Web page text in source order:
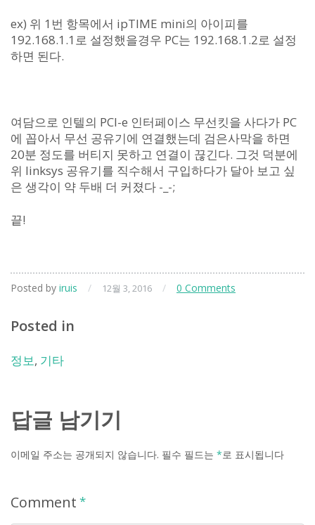
ex) 위 1번 항목에서 ipTIME mini의 아이피를
192.168.1.1로 설정했을경우 PC는 192.168.1.2로 설정
하면 된다.
여담으로 인텔의 PCI-e 인터페이스 무선킷을 사다가 PC
에 꼽아서 무선 공유기에 연결했는데 검은사막을 하면
20분 정도를 버티지 못하고 연결이 끊긴다. 그것 덕분에
위 linksys 공유기를 직수해서 구입하다가 달아 보고 싶
은 생각이 약 두배 더 커졌다 -_-;
끝!
Posted by iruis / 12월 3, 2016 / 0 Comments
Posted in
정보, 기타
답글 남기기
이메일 주소는 공개되지 않습니다. 필수 필드는 *로 표시됩니다
Comment *